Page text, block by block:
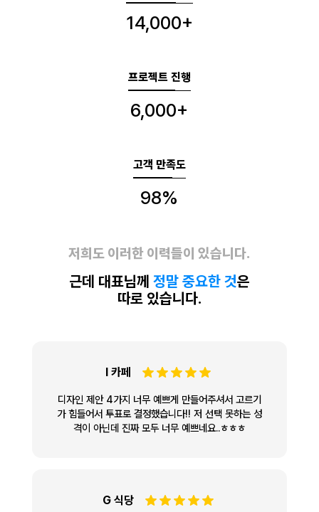
14,000+
프로젝트 진행
6,000+
고객 만족도
98%
저희도 이러한 이력들이 있습니다.
근데 대표님께 정말 중요한 것은
따로 있습니다.
I 카페
디자인 제안 4가지 너무 예쁘게 만들어주셔서 고르기
가 힘들어서 투표로 결정했습니다!! 저 선택 못하는 성
격이 아닌데 진짜 모두 너무 예쁘네요..ㅎㅎㅎ
G 식당